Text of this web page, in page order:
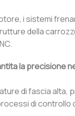
i sistemi
della
la precisione
di fascia alta,
di controllo